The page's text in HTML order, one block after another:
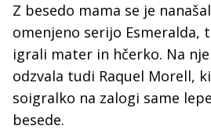
Z besedo mama se je
omenjeno serijo Esmeralda,
igrali mater in hčerko. Na
odzvala tudi Raquel Morell,
soigralko na zalogi same
besede.